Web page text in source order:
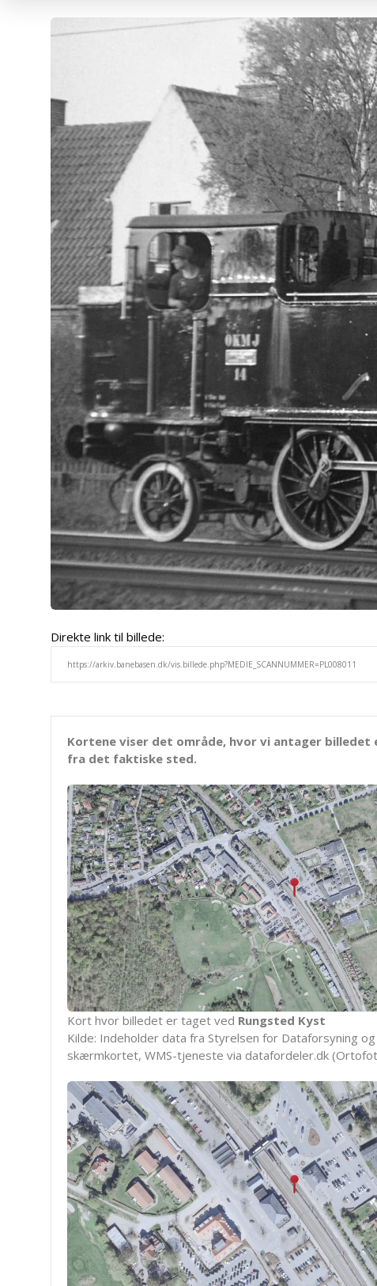
Direkte link til billede:
Kortene viser det område, hvor vi antager billedet
fra det faktiske sted.
Kort hvor billedet er taget ved Rungsted Kyst
Kilde: Indeholder data fra Styrelsen for Dataforsyning
skærmkortet, WMS-tjeneste via datafordeler.dk